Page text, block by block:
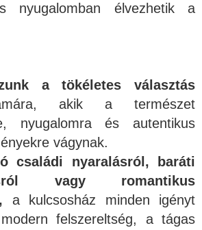
nyugalomban élvezhetik a
a tökéletes választás
akik a természet
nyugalomra és autentikus
vágynak.
családi nyaralásról, baráti
vagy romantikus
a kulcsosház minden igényt
felszereltség, a tágas